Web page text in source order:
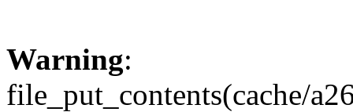
Warning:
file_put_contents(cache/